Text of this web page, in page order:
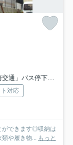
通」バス停下車 徒歩8分
対応
ができます◎収納は
や履き物...
もっと